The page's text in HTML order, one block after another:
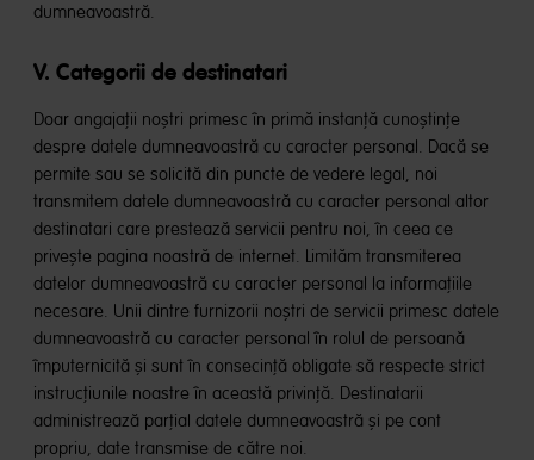
dumneavoastră.
V. Categorii de destinatari
Doar angajații noștri primesc în primă instanță cunoștințe
despre datele dumneavoastră cu caracter personal. Dacă se
permite sau se solicită din puncte de vedere legal, noi
transmitem datele dumneavoastră cu caracter personal altor
destinatari care prestează servicii pentru noi, în ceea ce
privește pagina noastră de internet. Limităm transmiterea
datelor dumneavoastră cu caracter personal la informațiile
necesare. Unii dintre furnizorii noștri de servicii primesc datele
dumneavoastră cu caracter personal în rolul de persoană
împuternicită și sunt în consecință obligate să respecte strict
instrucțiunile noastre în această privință. Destinatarii
administrează parțial datele dumneavoastră și pe cont
propriu, date transmise de către noi.